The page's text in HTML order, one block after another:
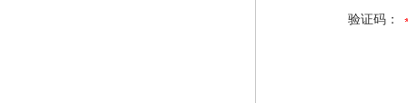
验证码：